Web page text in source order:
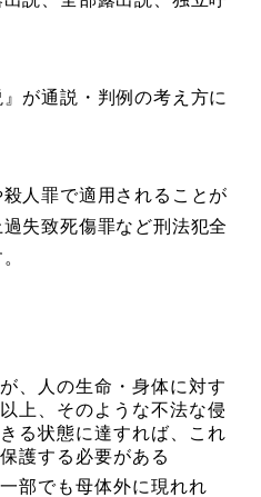
が通説・判例の考え方に
人罪で適用されることが
失致死傷罪など刑法犯全
、人の生命・身体に対す
上、そのような不法な侵
る状態に達すれば、これ
護する必要がある
部でも母体外に現れれ